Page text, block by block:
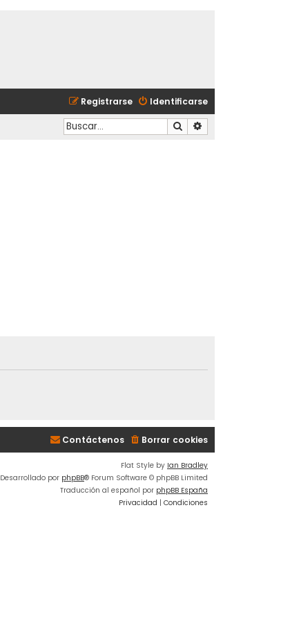
Identificarse
Registrarse
Buscar
Borrar cookies
Contáctenos
Flat Style by Ian Bradley
Desarrollado por phpBB® Forum Software © phpBB Limited
Traducción al español por phpBB España
Privacidad | Condiciones